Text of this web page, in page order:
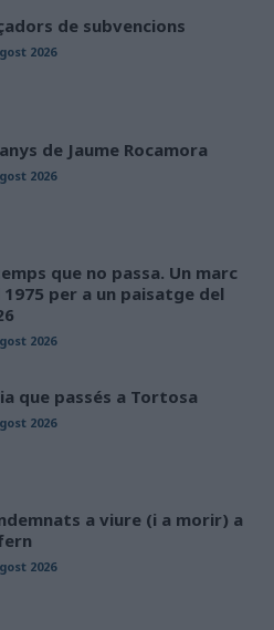
de subvencions
2026
de Jaume Rocamora
2026
que no passa. Un marc
1975 per a un paisatge del
2026
que passés a Tortosa
2026
a viure (i a morir) a
2026